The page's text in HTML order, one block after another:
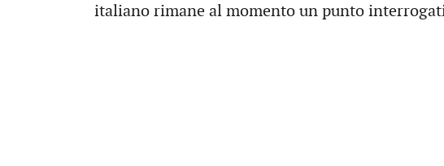
italiano rimane al momento un punto